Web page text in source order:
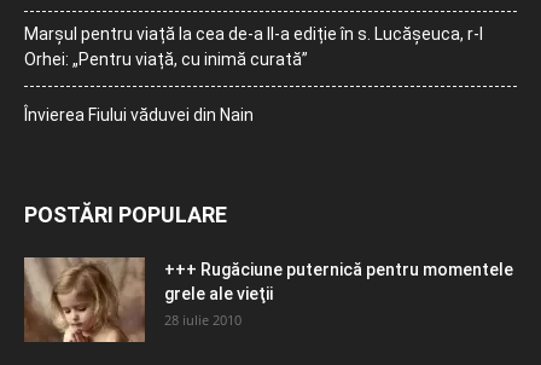
Marșul pentru viață la cea de-a II-a ediție în s. Lucășeuca, r-l
Orhei: „Pentru viață, cu inimă curată”
Învierea Fiului văduvei din Nain
POSTĂRI POPULARE
+++ Rugăciune puternică pentru momentele
grele ale vieţii
28 iulie 2010